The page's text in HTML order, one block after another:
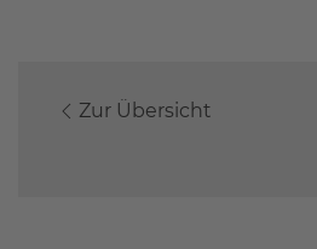
Zur Übersicht